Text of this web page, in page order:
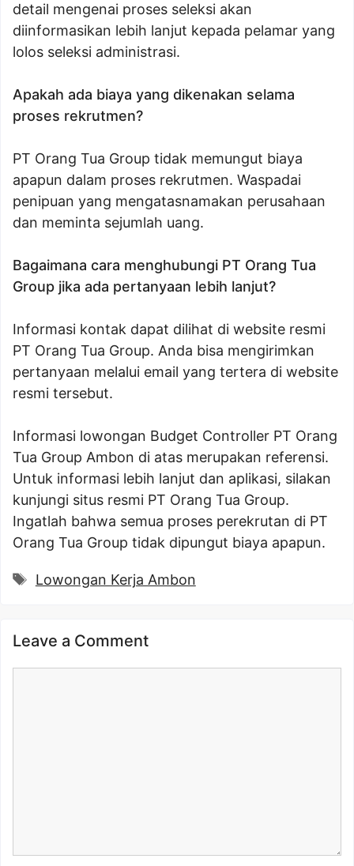
detail mengenai proses seleksi akan
diinformasikan lebih lanjut kepada pelamar yang
lolos seleksi administrasi.
Apakah ada biaya yang dikenakan selama
proses rekrutmen?
PT Orang Tua Group tidak memungut biaya
apapun dalam proses rekrutmen. Waspadai
penipuan yang mengatasnamakan perusahaan
dan meminta sejumlah uang.
Bagaimana cara menghubungi PT Orang Tua
Group jika ada pertanyaan lebih lanjut?
Informasi kontak dapat dilihat di website resmi
PT Orang Tua Group. Anda bisa mengirimkan
pertanyaan melalui email yang tertera di website
resmi tersebut.
Informasi lowongan Budget Controller PT Orang
Tua Group Ambon di atas merupakan referensi.
Untuk informasi lebih lanjut dan aplikasi, silakan
kunjungi situs resmi PT Orang Tua Group.
Ingatlah bahwa semua proses perekrutan di PT
Orang Tua Group tidak dipungut biaya apapun.
Tags
Lowongan Kerja Ambon
Leave a Comment